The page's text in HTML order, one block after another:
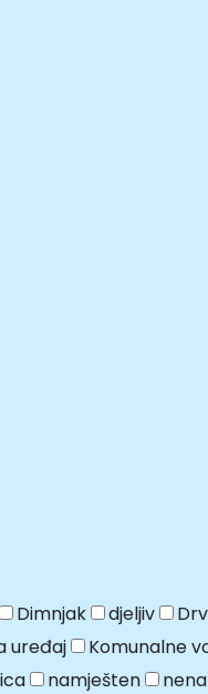
Dimnjak djeljiv
uređaj Komunalne
namješten